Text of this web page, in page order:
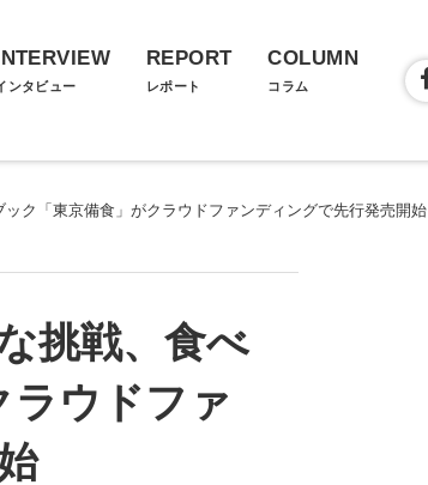
ンタビュー
REPORT
レポート
COLUMN
コラム
ク「東京備食」がクラウドファンディングで先行発売開始
挑戦、食べ
ラウドファ